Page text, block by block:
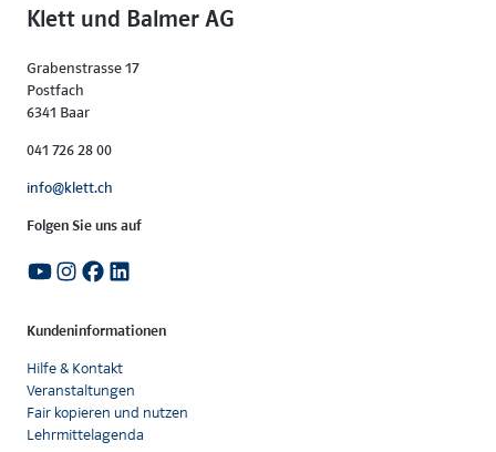
Klett und Balmer AG
Grabenstrasse 17
Postfach
6341 Baar
041 726 28 00
info@klett.ch
Folgen Sie uns auf
Kundeninformationen
Hilfe & Kontakt
Veranstaltungen
Fair kopieren und nutzen
Lehrmittelagenda